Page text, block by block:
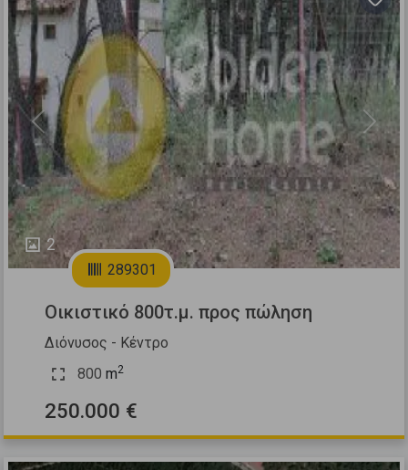
2
Previous Next
289301
Οικιστικό 800τ.μ. προς πώληση
Διόνυσος - Κέντρο
800 m2
250.000 €